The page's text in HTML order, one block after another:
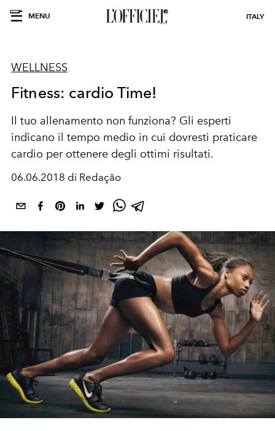
MENU ITALY
WELLNESS
Fitness: cardio Time!
Il tuo allenamento non funziona? Gli esperti
indicano il tempo medio in cui dovresti praticare
cardio per ottenere degli ottimi risultati.
06.06.2018 di Redação